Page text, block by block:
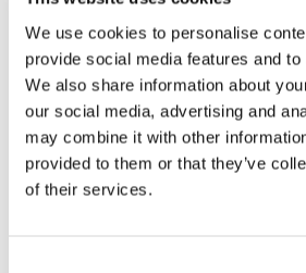
We use cookies to personalise
provide social media features and
We also share information about
our social media, advertising and
may combine it with other
provided to them or that they’ve
of their services.
10 Maggio 2013 | Articoli,Diritto civile |
Continua a leggere